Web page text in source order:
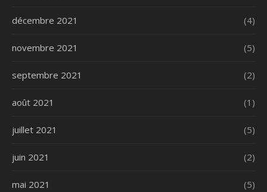
décembre 2021 (4)
novembre 2021 (5)
septembre 2021 (2)
août 2021 (1)
juillet 2021 (5)
juin 2021 (2)
mai 2021 (5)